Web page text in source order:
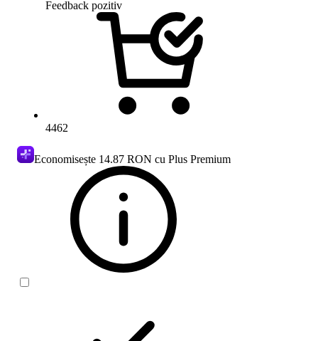
Feedback pozitiv
4462
Economisește 14.87 RON cu Plus Premium